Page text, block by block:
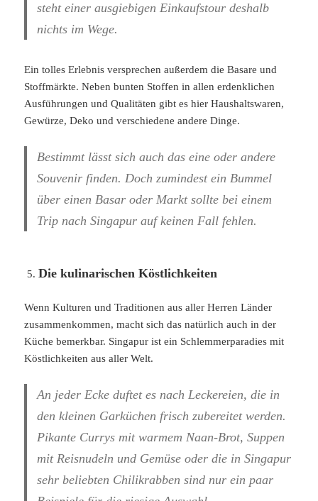
steht einer ausgiebigen Einkaufstour deshalb
nichts im Wege.
Ein tolles Erlebnis versprechen außerdem die Basare und
Stoffmärkte. Neben bunten Stoffen in allen erdenklichen
Ausführungen und Qualitäten gibt es hier Haushaltswaren,
Gewürze, Deko und verschiedene andere Dinge.
Bestimmt lässt sich auch das eine oder andere
Souvenir finden. Doch zumindest ein Bummel
über einen Basar oder Markt sollte bei einem
Trip nach Singapur auf keinen Fall fehlen.
Die kulinarischen Köstlichkeiten
Wenn Kulturen und Traditionen aus aller Herren Länder
zusammenkommen, macht sich das natürlich auch in der
Küche bemerkbar. Singapur ist ein Schlemmerparadies mit
Köstlichkeiten aus aller Welt.
An jeder Ecke duftet es nach Leckereien, die in
den kleinen Garküchen frisch zubereitet werden.
Pikante Currys mit warmem Naan-Brot, Suppen
mit Reisnudeln und Gemüse oder die in Singapur
sehr beliebten Chilikrabben sind nur ein paar